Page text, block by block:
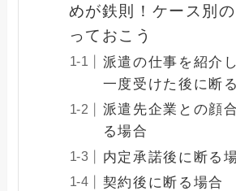
めが鉄則！ケース別
っておこう
派遣の仕事を紹介
一度受けた後に断
派遣先企業との顔
る場合
内定承諾後に断る
契約後に断る場合